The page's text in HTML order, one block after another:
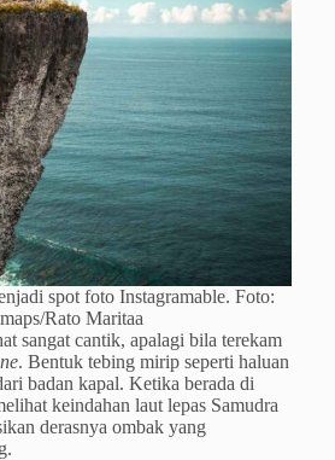
spot foto Instagramable. Foto:
Rato Maritaa
sangat cantik, apalagi bila terekam
. Bentuk tebing mirip seperti haluan
badan kapal. Ketika berada di
keindahan laut lepas Samudra
derasnya ombak yang